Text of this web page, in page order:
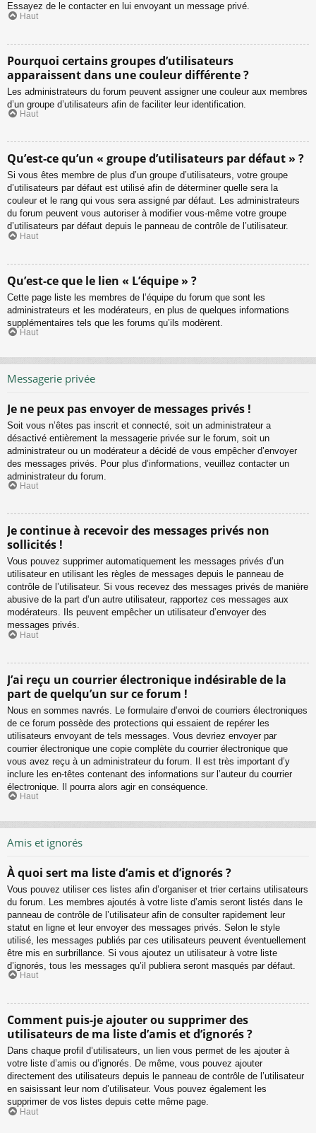
Essayez de le contacter en lui envoyant un message privé.
Haut
Pourquoi certains groupes d’utilisateurs
apparaissent dans une couleur différente ?
Les administrateurs du forum peuvent assigner une couleur aux membres
d’un groupe d’utilisateurs afin de faciliter leur identification.
Haut
Qu’est-ce qu’un « groupe d’utilisateurs par défaut » ?
Si vous êtes membre de plus d’un groupe d’utilisateurs, votre groupe
d’utilisateurs par défaut est utilisé afin de déterminer quelle sera la
couleur et le rang qui vous sera assigné par défaut. Les administrateurs
du forum peuvent vous autoriser à modifier vous-même votre groupe
d’utilisateurs par défaut depuis le panneau de contrôle de l’utilisateur.
Haut
Qu’est-ce que le lien « L’équipe » ?
Cette page liste les membres de l’équipe du forum que sont les
administrateurs et les modérateurs, en plus de quelques informations
supplémentaires tels que les forums qu’ils modèrent.
Haut
Messagerie privée
Je ne peux pas envoyer de messages privés !
Soit vous n’êtes pas inscrit et connecté, soit un administrateur a
désactivé entièrement la messagerie privée sur le forum, soit un
administrateur ou un modérateur a décidé de vous empêcher d’envoyer
des messages privés. Pour plus d’informations, veuillez contacter un
administrateur du forum.
Haut
Je continue à recevoir des messages privés non
sollicités !
Vous pouvez supprimer automatiquement les messages privés d’un
utilisateur en utilisant les règles de messages depuis le panneau de
contrôle de l’utilisateur. Si vous recevez des messages privés de manière
abusive de la part d’un autre utilisateur, rapportez ces messages aux
modérateurs. Ils peuvent empêcher un utilisateur d’envoyer des
messages privés.
Haut
J’ai reçu un courrier électronique indésirable de la
part de quelqu’un sur ce forum !
Nous en sommes navrés. Le formulaire d’envoi de courriers électroniques
de ce forum possède des protections qui essaient de repérer les
utilisateurs envoyant de tels messages. Vous devriez envoyer par
courrier électronique une copie complète du courrier électronique que
vous avez reçu à un administrateur du forum. Il est très important d’y
inclure les en-têtes contenant des informations sur l’auteur du courrier
électronique. Il pourra alors agir en conséquence.
Haut
Amis et ignorés
À quoi sert ma liste d’amis et d’ignorés ?
Vous pouvez utiliser ces listes afin d’organiser et trier certains utilisateurs
du forum. Les membres ajoutés à votre liste d’amis seront listés dans le
panneau de contrôle de l’utilisateur afin de consulter rapidement leur
statut en ligne et leur envoyer des messages privés. Selon le style
utilisé, les messages publiés par ces utilisateurs peuvent éventuellement
être mis en surbrillance. Si vous ajoutez un utilisateur à votre liste
d’ignorés, tous les messages qu’il publiera seront masqués par défaut.
Haut
Comment puis-je ajouter ou supprimer des
utilisateurs de ma liste d’amis et d’ignorés ?
Dans chaque profil d’utilisateurs, un lien vous permet de les ajouter à
votre liste d’amis ou d’ignorés. De même, vous pouvez ajouter
directement des utilisateurs depuis le panneau de contrôle de l’utilisateur
en saisissant leur nom d’utilisateur. Vous pouvez également les
supprimer de vos listes depuis cette même page.
Haut